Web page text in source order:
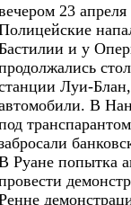
23
и у
Луи-
В
Руане попытка